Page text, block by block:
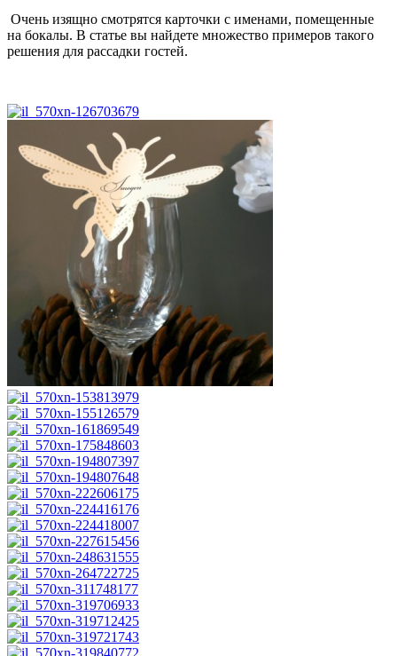
Очень изящно смотрятся карточки с именами, помещенные
на бокалы. В статье вы найдете множество примеров такого
решения для рассадки гостей.